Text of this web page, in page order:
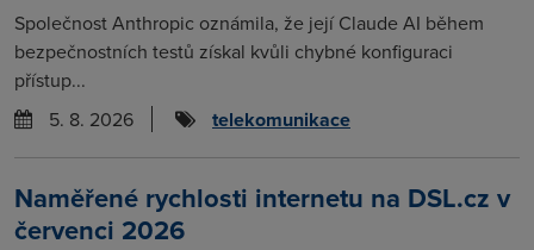
Společnost Anthropic oznámila, že její Claude AI během
bezpečnostních testů získal kvůli chybné konfiguraci
přístup...
5. 8. 2026
telekomunikace
Naměřené rychlosti internetu na DSL.cz v
červenci 2026